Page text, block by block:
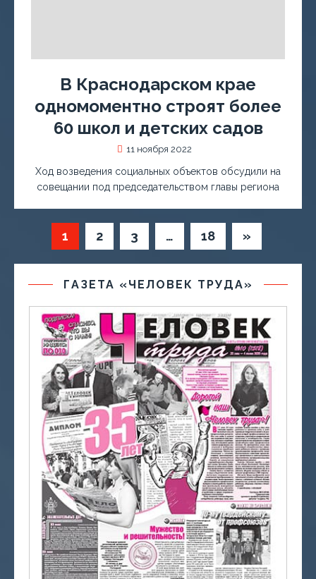
В Краснодарском крае
одномоментно строят более
60 школ и детских садов
11 ноября 2022
Ход возведения социальных объектов обсудили на
совещании под председательством главы региона
1 2 3 … 18 »
ГАЗЕТА «ЧЕЛОВЕК ТРУДА»